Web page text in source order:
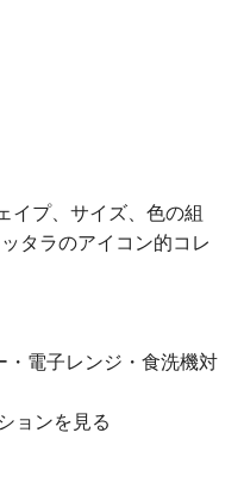
プ、サイズ、色の組
タラのアイコン的コレ
・電子レンジ・食洗機対
ョンを見る